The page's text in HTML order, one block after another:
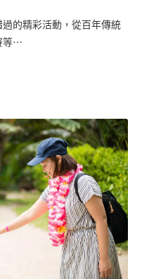
的精彩活動，從百年傳統
等…